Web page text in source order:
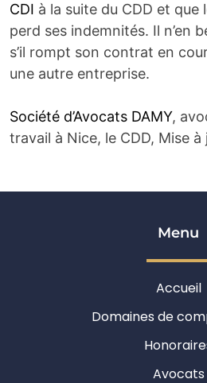
CDI à la suite du CDD et que
perd ses indemnités. Il n’en
s’il rompt son contrat en
une autre entreprise.
Société d’Avocats DAMY,
travail à Nice, le CDD, Mise
Menu
Accueil
Domaines de
Avocats